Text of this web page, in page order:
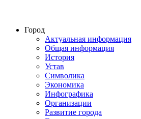
Город
Актуальная информация
Общая информация
История
Устав
Символика
Экономика
Инфографика
Организации
Развитие города